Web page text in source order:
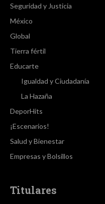
Seguridad y Justicia
México
Global
Tierra fértil
Educarte
Igualdad y Ciudadanía
La Hazaña
DeporHits
¡Escenarios!
Salud y Bienestar
Empresas y Bolsillos
Titulares